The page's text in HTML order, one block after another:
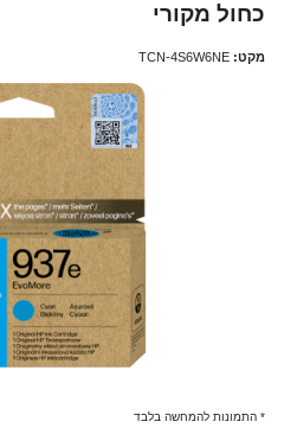
כחול מקורי
מקט: TCN-4S6W6NE
* התמונות להמחשה בלבד